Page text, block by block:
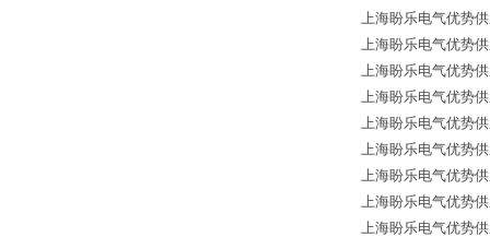
上海盼乐电气优势
上海盼乐电气优势
上海盼乐电气优势
上海盼乐电气优势
上海盼乐电气优势
上海盼乐电气优势
上海盼乐电气优势
上海盼乐电气优势
上海盼乐电气优势